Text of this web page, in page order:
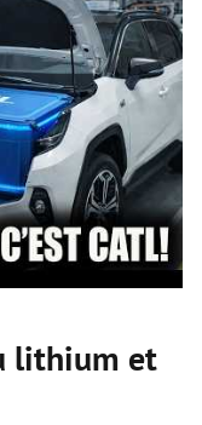
lithium et